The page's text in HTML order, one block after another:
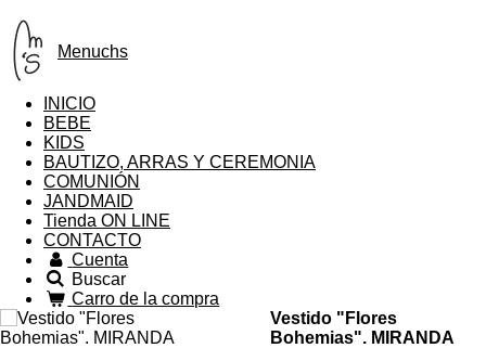
Menuchs
INICIO
BEBE
KIDS
BAUTIZO, ARRAS Y CEREMONIA
COMUNIÓN
JANDMAID
Tienda ON LINE
CONTACTO
Cuenta
Buscar
Carro de la compra
Vestido "Flores
Bohemias". MIRANDA